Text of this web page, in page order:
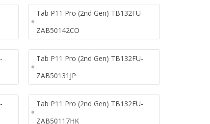
Tab P11 Pro (2nd Gen) TB132FU-
ZAB50142CO
Tab P11 Pro (2nd Gen) TB132FU-
ZAB50131JP
Tab P11 Pro (2nd Gen) TB132FU-
ZAB50117HK